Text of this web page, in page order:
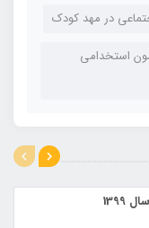
در مهد کودک
استخدامی